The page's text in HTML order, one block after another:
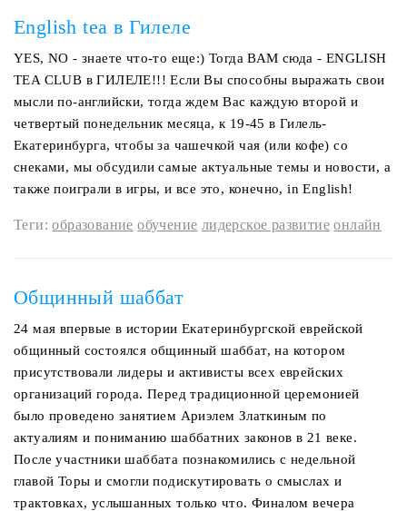
English tea в Гилеле
YES, NO - знаете что-то еще:) Тогда ВАМ сюда - ENGLISH
TEA CLUB в ГИЛЕЛЕ!!! Если Вы способны выражать свои
мысли по-английски, тогда ждем Вас каждую второй и
четвертый понедельник месяца, к 19-45 в Гилель-
Екатеринбурга, чтобы за чашечкой чая (или кофе) со
снеками, мы обсудили самые актуальные темы и новости, а
также поиграли в игры, и все это, конечно, in English!
Теги:образование обучение лидерское развитие онлайн
Общинный шаббат
24 мая впервые в истории Екатеринбургской еврейской
общинный состоялся общинный шаббат, на котором
присутствовали лидеры и активисты всех еврейских
организаций города. Перед традиционной церемонией
было проведено занятием Ариэлем Златкиным по
актуалиям и пониманию шаббатних законов в 21 веке.
После участники шаббата познакомились с недельной
главой Торы и смогли подискутировать о смыслах и
трактовках, услышанных только что. Финалом вечера